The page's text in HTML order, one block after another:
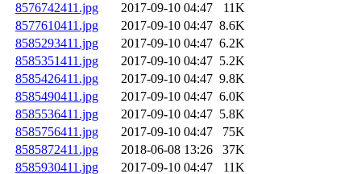
8576742411.jpg
2017-09-10 04:47
11K
8577610411.jpg
2017-09-10 04:47 8.6K
8585293411.jpg
2017-09-10 04:47 6.2K
8585351411.jpg
2017-09-10 04:47 5.2K
8585426411.jpg
2017-09-10 04:47 9.8K
8585490411.jpg
2017-09-10 04:47 6.0K
8585536411.jpg
2017-09-10 04:47 5.8K
8585756411.jpg
2017-09-10 04:47
75K
8585872411.jpg
2018-06-08 13:26
37K
8585930411.jpg
2017-09-10 04:47 11K